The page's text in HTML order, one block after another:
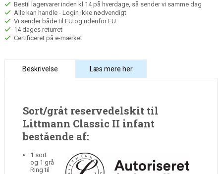
Bestil lagervarer inden kl 14 på hverdage, så sender vi samme dag
Alle kan handle - Login ikke nødvendigt
Vi sender både til EU og udenfor EU
14 dages returret
Certificeret på e-mærket
Beskrivelse Læs mere her
Sort/gråt reservedelskit til
Littmann Classic II infant
bestående af:
1 sort
og 1 grå
Ring til